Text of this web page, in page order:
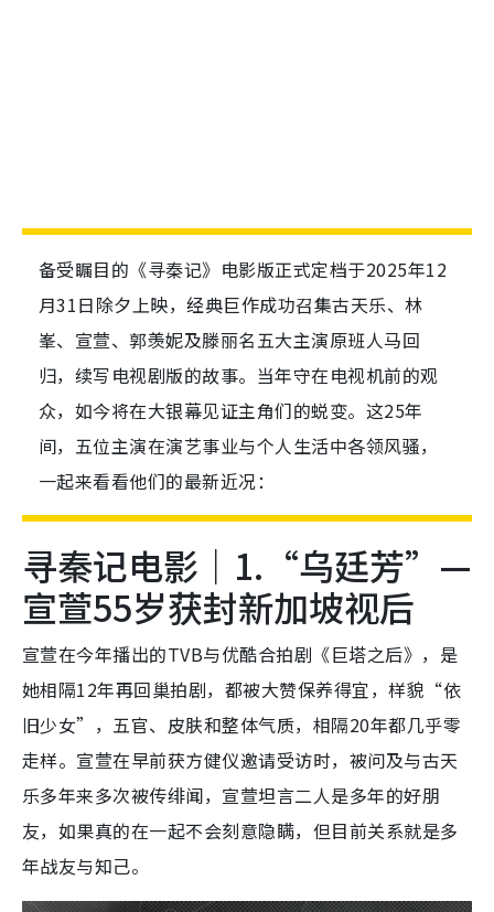
备受瞩目的《寻秦记》电影版正式定档于2025年12
月31日除夕上映，经典巨作成功召集古天乐、林
峯、宣萱、郭羡妮及滕丽名五大主演原班人马回
归，续写电视剧版的故事。当年守在电视机前的观
众，如今将在大银幕见证主角们的蜕变。这25年
间，五位主演在演艺事业与个人生活中各领风骚，
一起来看看他们的最新近况：
寻秦记电影｜1.“乌廷芳”—
宣萱55岁获封新加坡视后
宣萱在今年播出的TVB与优酷合拍剧《巨塔之后》，是
她相隔12年再回巢拍剧，都被大赞保养得宜，样貌“依
旧少女”，五官、皮肤和整体气质，相隔20年都几乎零
走样。宣萱在早前获方健仪邀请受访时，被问及与古天
乐多年来多次被传绯闻，宣萱坦言二人是多年的好朋
友，如果真的在一起不会刻意隐瞒，但目前关系就是多
年战友与知己。